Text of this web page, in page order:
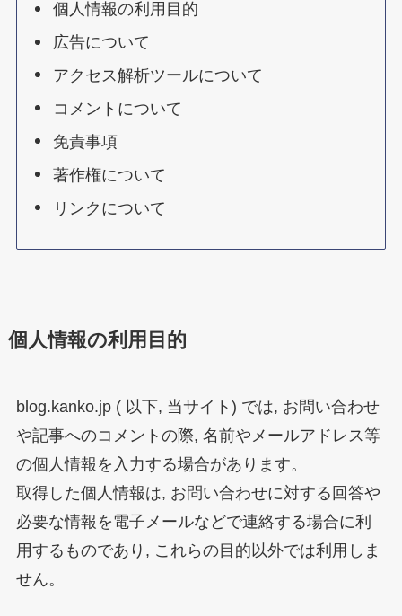
個人情報の利用目的
広告について
アクセス解析ツールについて
コメントについて
免責事項
著作権について
リンクについて
個人情報の利用目的
blog.kanko.jp ( 以下, 当サイト) では, お問い合わせ
や記事へのコメントの際, 名前やメールアドレス等
の個人情報を入力する場合があります。
取得した個人情報は, お問い合わせに対する回答や
必要な情報を電子メールなどで連絡する場合に利
用するものであり, これらの目的以外では利用しま
せん。